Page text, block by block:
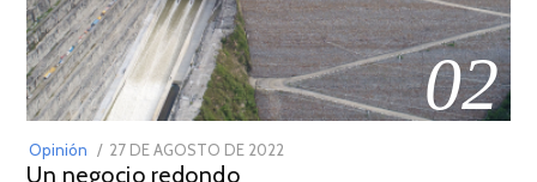
02
Opinión
POSTED
ON
27 DE AGOSTO DE 2022
Un negocio redondo